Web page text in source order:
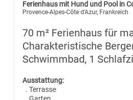
Ferienhaus mit Hund und Pool in
Provence-Alpes-Côte d'Azur, Frankreich
70 m² Ferienhaus für
Charakteristische
Schwimmbad, 1
Ausstattung:
. Terrasse